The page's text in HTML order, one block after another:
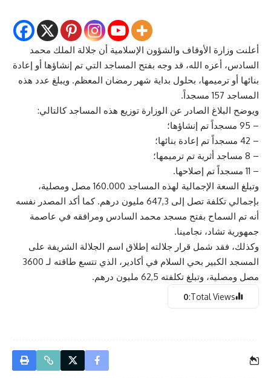
أعلنت وزارة الأوقاف والشؤون الإسلامية أن جلالة الملك محمد
السادس، أعزه الله، قد وجه بفتح المساجد التي تم إنشاؤها أو إعادة
بنائها أو ترميمها، بحلول بداية شهر رمضان المعظم. ويبلغ عدد هذه
المساجد 157 مسجداً.
ويوضح البلاغ الصادر عن الوزارة توزيع هذه المساجد كالتالي:
– 95 مسجداً تم إنشاؤها؛
– 42 مسجداً تم إعادة بنائها؛
– 8 مساجد أثرية تم ترميمها؛
– 11 مسجداً تم إصلاحها.
وتبلغ السعة الإجمالية لهذه المساجد 160.000 مصل ومصلية،
بإجمالي تكلفة تصل إلى 647,3 مليون درهم. كما أكد المصدر نفسه
أنه تم السماح بفتح مسجد محمد السادس ومرافقه في عاصمة
جمهورية تشاد، نجامينا.
وكذلك، فقد شمل قرار جلالته إطلاق اسم الجلالة الشريفة على
المسجد الكبير بحي السلام في أكادير، الذي تتسع طاقته لـ 3600
مصل ومصلية، وتبلغ تكلفته 62,5 مليون درهم.
Total Views:
0